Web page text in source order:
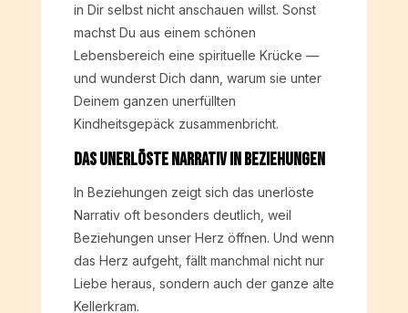
in Dir selbst nicht anschauen willst. Sonst
machst Du aus einem schönen
Lebensbereich eine spirituelle Krücke —
und wunderst Dich dann, warum sie unter
Deinem ganzen unerfüllten
Kindheitsgepäck zusammenbricht.
Das unerlöste Narrativ in Beziehungen
In Beziehungen zeigt sich das unerlöste
Narrativ oft besonders deutlich, weil
Beziehungen unser Herz öffnen. Und wenn
das Herz aufgeht, fällt manchmal nicht nur
Liebe heraus, sondern auch der ganze alte
Kellerkram.